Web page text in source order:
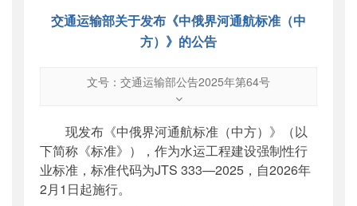
交通运输部关于发布《中俄界河通航标准（中
方）》的公告
文号：交通运输部公告2025年第64号
交通运输部公告2025年第64号
公开日期 ： 2025年11月28日
主题词：
中俄界河;通航标准
机构分类：
现发布《中俄界河通航标准（中方）》（以
下简称《标准》），作为水运工程建设强制性行
业标准，标准代码为JTS 333—2025，自2026年
2月1日起施行。